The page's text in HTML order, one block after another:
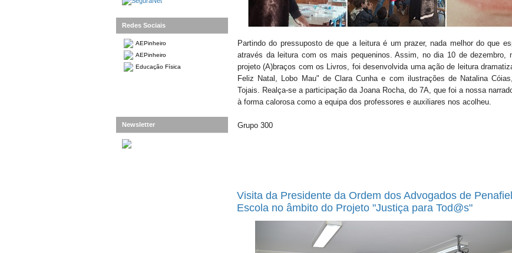
Partindo do pressuposto de que a leitura é um prazer, nada melhor do que
através da leitura com os mais pequeninos. Assim, no dia 10 de dezembro,
projeto (A)braços com os Livros, foi desenvolvida uma ação de leitura
Feliz Natal, Lobo Mau" de Clara Cunha e com ilustrações de Natalina
Tojais. Realça-se a participação da Joana Rocha, do 7A, que foi a nossa
à forma calorosa como a equipa dos professores e auxiliares nos acolheu.
Grupo 300
Visita da Presidente da Ordem dos Advogados de
Escola no âmbito do Projeto "Justiça para Tod@s"
Redes Sociais
AEPinheiro
AEPinheiro
Educação Física
Newsletter